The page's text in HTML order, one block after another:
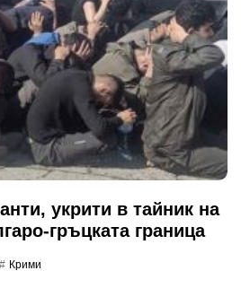
укрити в тайник на
гръцката граница
Крими